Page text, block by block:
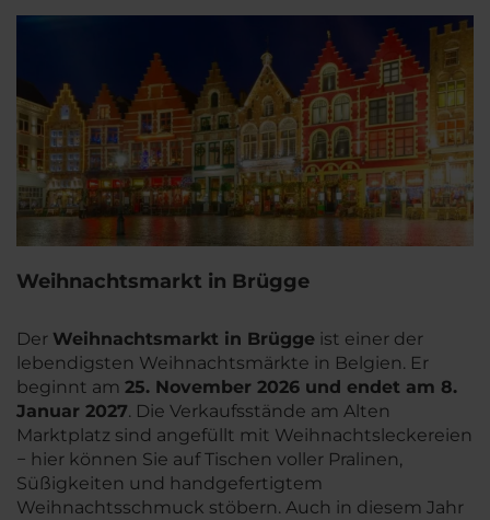
Weihnachtsmarkt in Brügge
Der Weihnachtsmarkt in Brügge ist einer der
lebendigsten Weihnachtsmärkte in Belgien. Er
beginnt am 25. November 2026 und endet am 8.
Januar 2027. Die Verkaufsstände am Alten
Marktplatz sind angefüllt mit Weihnachtsleckereien
− hier können Sie auf Tischen voller Pralinen,
Süßigkeiten und handgefertigtem
Weihnachtsschmuck stöbern. Auch in diesem Jahr